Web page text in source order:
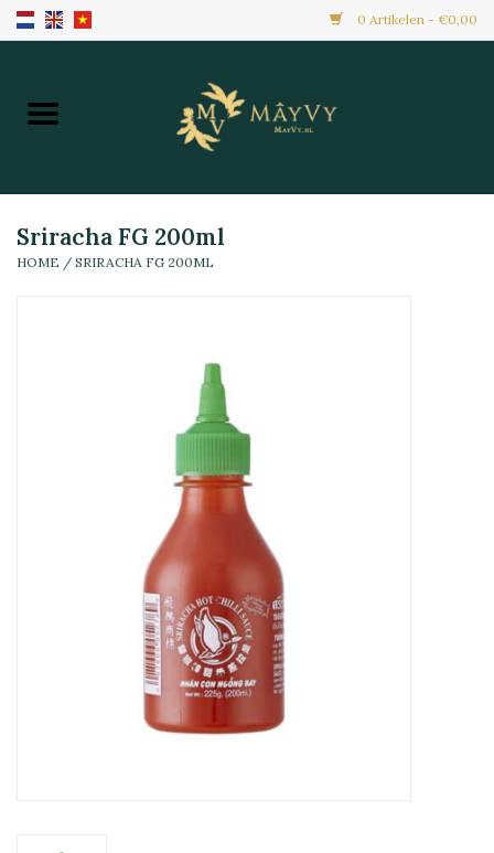
0 Artikelen - €0,00
Home
Nieuw Binnen
Sriracha FG 200ml
HOME / SRIRACHA FG 200ML